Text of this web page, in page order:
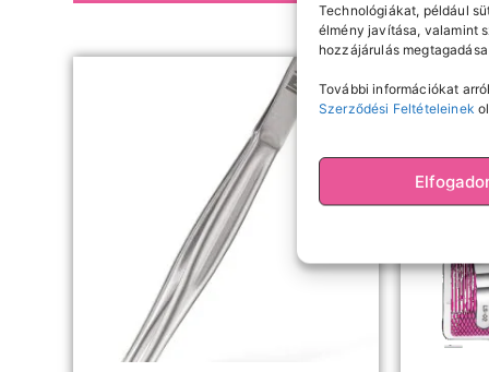
Technológiákat, például
élmény javítása, valamint
hozzájárulás
További információkat
Szerződési Feltételeinek